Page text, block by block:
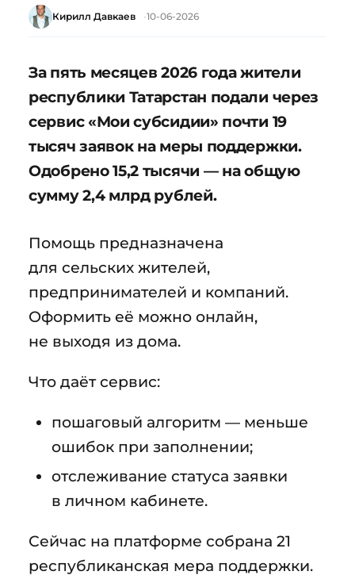
Кирилл Давкаев 10-06-2026
За пять месяцев 2026 года жители
республики Татарстан подали через
сервис «Мои субсидии» почти 19
тысяч заявок на меры поддержки.
Одобрено 15,2 тысячи — на общую
сумму 2,4 млрд рублей.
Помощь предназначена
для сельских жителей,
предпринимателей и компаний.
Оформить её можно онлайн,
не выходя из дома.
Что даёт сервис:
пошаговый алгоритм — меньше
ошибок при заполнении;
отслеживание статуса заявки
в личном кабинете.
Сейчас на платформе собрана 21
республиканская мера поддержки.